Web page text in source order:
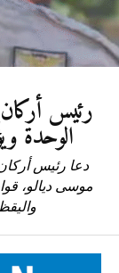
رئيس
الوحدة
دعا رئيس
موسى ديالو،